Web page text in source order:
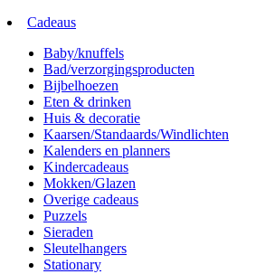
Cadeaus
Baby/knuffels
Bad/verzorgingsproducten
Bijbelhoezen
Eten & drinken
Huis & decoratie
Kaarsen/Standaards/Windlichten
Kalenders en planners
Kindercadeaus
Mokken/Glazen
Overige cadeaus
Puzzels
Sieraden
Sleutelhangers
Stationary